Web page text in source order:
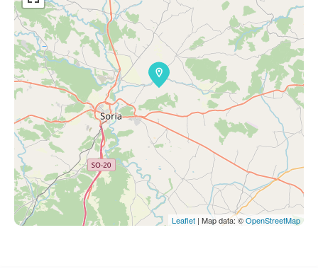
Leaflet | Map data: ©OpenStreetMap